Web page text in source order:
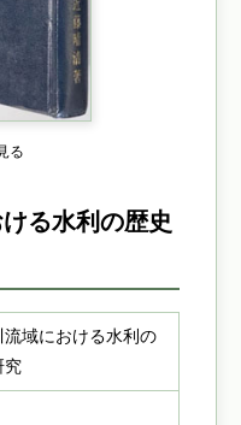
る
る水利の歴史
域における水利の
究